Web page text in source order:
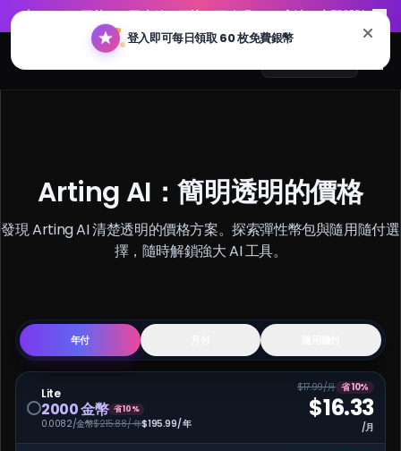
🔥GPT 圖片 2.0 已上線：更快、更聰明、4K 高清。立即體驗
Arting AI
AI 工具
方案價格
Arting AI：簡明透明的價格
發現 Arting AI 清楚透明的價格方案。探索彈性幣包與隨用隨付選
擇，隨時解鎖強大 AI 工具。
年付
Lite
2000 金幣 省 10%
0.0082/金幣$215.88/ 年$195.99/ 年
$17.99/月 省 10%
$16.33
/月
登入即可每日領取 60 枚免費銀幣